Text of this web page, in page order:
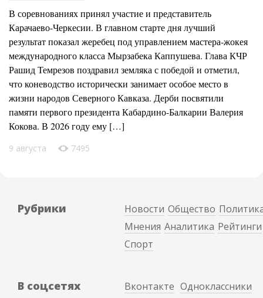
В соревнованиях принял участие и представитель
Карачаево-Черкесии. В главном старте дня лучший
результат показал жеребец под управлением мастера-жокея
международного класса Мырзабека Каппушева. Глава КЧР
Рашид Темрезов поздравил земляка с победой и отметил,
что коневодство исторически занимает особое место в
жизни народов Северного Кавказа. Дерби посвятили
памяти первого президента Кабардино-Балкарии Валерия
Кокова. В 2026 году ему […]
9 августа 7495
Рубрики Новости Общество
Мнения Аналитика Рейтинги
Спорт
В соцсетях Вконтакте Одноклассники